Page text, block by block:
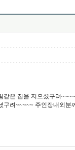
은 집을 지으셨구려
구려~~~~~ 주인장내외분